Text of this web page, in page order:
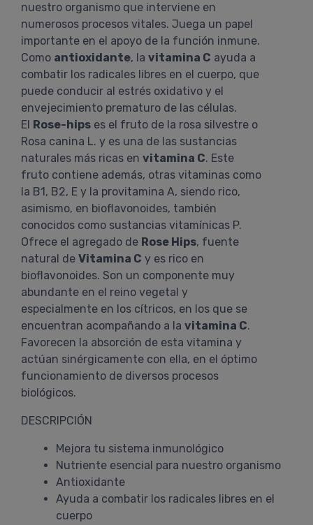
nuestro organismo que interviene en
numerosos procesos vitales. Juega un papel
importante en el apoyo de la función inmune.
Como antioxidante, la vitamina C ayuda a
combatir los radicales libres en el cuerpo, que
puede conducir al estrés oxidativo y el
envejecimiento prematuro de las células.
El Rose-hips es el fruto de la rosa silvestre o
Rosa canina L. y es una de las sustancias
naturales más ricas en vitamina C. Este
fruto contiene además, otras vitaminas como
la B1, B2, E y la provitamina A, siendo rico,
asimismo, en bioflavonoides, también
conocidos como sustancias vitamínicas P.
Ofrece el agregado de Rose Hips, fuente
natural de Vitamina C y es rico en
bioflavonoides. Son un componente muy
abundante en el reino vegetal y
especialmente en los cítricos, en los que se
encuentran acompañando a la vitamina C.
Favorecen la absorción de esta vitamina y
actúan sinérgicamente con ella, en el óptimo
funcionamiento de diversos procesos
biológicos.
DESCRIPCIÓN
Mejora tu sistema inmunológico
Nutriente esencial para nuestro organismo
Antioxidante
Ayuda a combatir los radicales libres en el
cuerpo